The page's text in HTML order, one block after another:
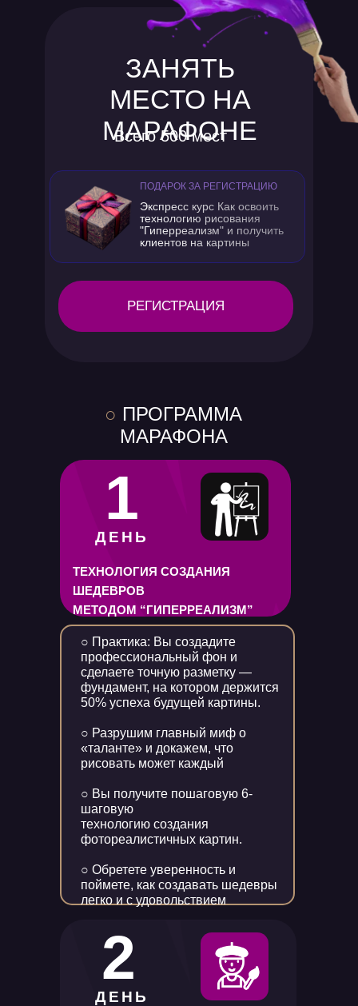
ЗАНЯТЬ
МЕСТО НА
МАРАФОНЕ
РЕГИСТРАЦИЯ
Всего 500 мест
ПОДАРОК ЗА РЕГИСТРАЦИЮ
Экспресс курс Как освоить
технологию рисования
"Гиперреализм" и получить
клиентов на картины
○ Практика: Вы создадите
профессиональный фон и
сделаете точную разметку —
фундамент, на котором держится
50% успеха будущей картины.
○ Разрушим главный миф о
«таланте» и докажем, что
рисовать может каждый
○ Вы получите пошаговую 6-
шаговую
технологию создания
фотореалистичных картин.
○ Обретете уверенность и
поймете, как создавать шедевры
легко и с удовольствием
ТЕХНОЛОГИЯ СОЗДАНИЯ
ШЕДЕВРОВ
МЕТОДОМ “ГИПЕРРЕАЛИЗМ”
1
ДЕНЬ
2
ДЕНЬ
○ ПРОГРАММА
МАРАФОНА